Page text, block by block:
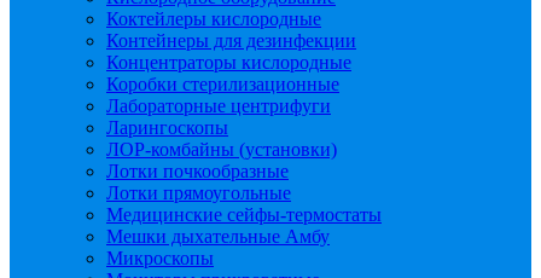
Коктейлеры кислородные
Контейнеры для дезинфекции
Концентраторы кислородные
Коробки стерилизационные
Лабораторные центрифуги
Ларингоскопы
ЛОР-комбайны (установки)
Лотки почкообразные
Лотки прямоугольные
Медицинские сейфы-термостаты
Мешки дыхательные Амбу
Микроскопы